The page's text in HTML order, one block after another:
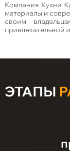
Компания Кухни
материалы и
своим
привлекательной
ЭТАПЫ